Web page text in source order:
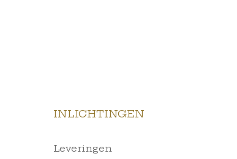
INLICHTINGEN
Leveringen